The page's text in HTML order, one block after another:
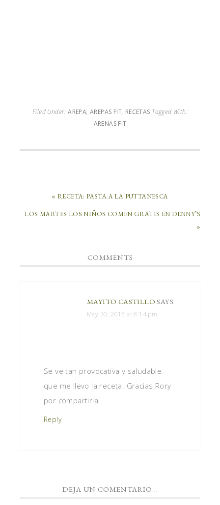
Filed Under:AREPA,AREPAS FIT, RECETAS Tagged With:
ARENAS FIT
« RECETA: PASTA A LA PUTTANESCA
LOS MARTES LOS NIÑOS COMEN GRATIS EN DENNY’S
»
COMMENTS
MAYITO CASTILLO SAYS
May 30, 2015 at 8:14 pm
Se ve tan provocativa y saludable
que me llevo la receta. Gracias Rory
por compartirla!
Reply
DEJA UN COMENTARIO...